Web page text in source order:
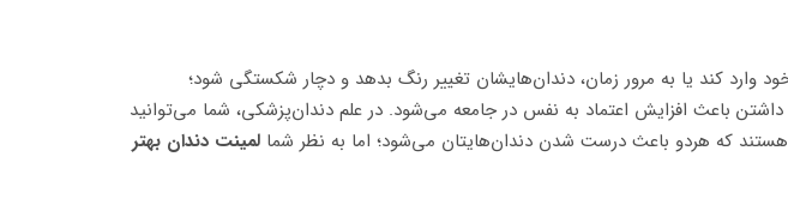
کند یا به مرور زمان، دندان‌هایشان تغییر رنگ بدهد و دچار شکستگی شود؛
باعث افزایش اعتماد به نفس در جامعه می‌شود. در علم دندان‌پزشکی، شما می‌توانید
که هردو باعث درست شدن دندان‌هایتان می‌شود؛ اما به نظر شما لمینت دندان بهتر